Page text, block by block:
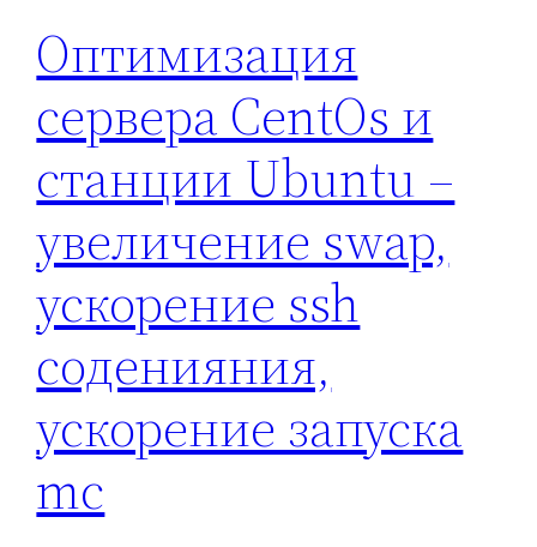
Оптимизация
сервера CentOs и
станции Ubuntu –
увеличение swap,
ускорение ssh
соденияния,
ускорение запуска
mc